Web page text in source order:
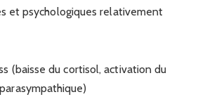
et psychologiques relativement
(baisse du cortisol, activation du